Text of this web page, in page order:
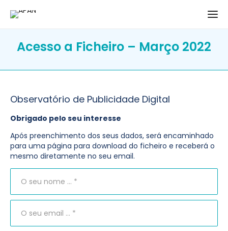
Acesso a Ficheiro – Março 2022
Observatório de Publicidade Digital
Obrigado pelo seu interesse
Após preenchimento dos seus dados, será encaminhado
para uma página para download do ficheiro e receberá o
mesmo diretamente no seu email.